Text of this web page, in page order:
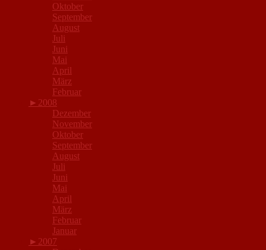
Oktober
September
August
Juli
Juni
Mai
April
März
Februar
► 2008
Dezember
November
Oktober
September
August
Juli
Juni
Mai
April
März
Februar
Januar
► 2007